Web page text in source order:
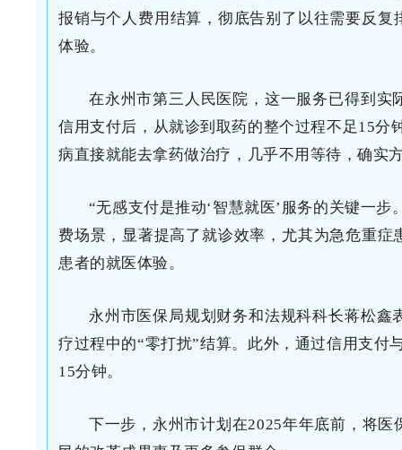
报销与个人费用结算，彻底告别了以往需要反
体验。
在永州市第三人民医院，这一服务已得到
信用支付后，从就诊到取药的整个过程不足15分
病直接就能去拿药做治疗，几乎不用等待，确实
“无感支付是推动‘智慧就医’服务的关键一
费场景，显著提高了就诊效率，尤其为急危重
患者的就医体验。
永州市医保局规划财务和法规科科长蒋松
疗过程中的“零打扰”结算。此外，通过信用支付
15分钟。
下一步，永州市计划在2025年年底前，将